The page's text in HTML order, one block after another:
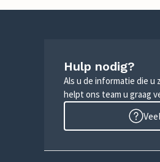
Hulp nodig?
Als u de informatie die
helpt ons team u graag